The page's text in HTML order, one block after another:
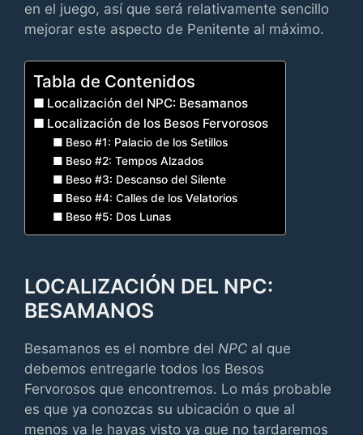
en el juego, así que será relativamente sencillo
mejorar este aspecto de Penitente al máximo.
Tabla de Contenidos
Localización del NPC: Besamanos
Localización de los Besos Fervorosos
Beso #1: Palacio de los Setillos
Beso #2: Tempos Alzados
Beso #3: Descanso del Silente
Beso #4: Calles de los Velatorios
Beso #5: Dos Lunas
LOCALIZACIÓN DEL NPC:
BESAMANOS
Besamanos es el nombre del NPC al que
debemos entregarle todos los Besos
Fervorosos que encontremos. Lo más probable
es que ya conozcas su ubicación o que al
menos ya le hayas visto ya que no tardaremos